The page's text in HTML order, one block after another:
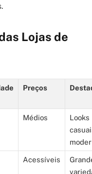
Lojas de
Preços
Médios
Looks
Acessíveis